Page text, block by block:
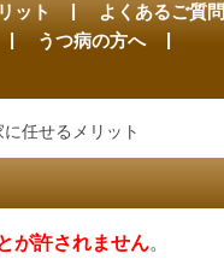
ット
よくあるご質問
うつ病の方へ
任せるメリット
が許されません。